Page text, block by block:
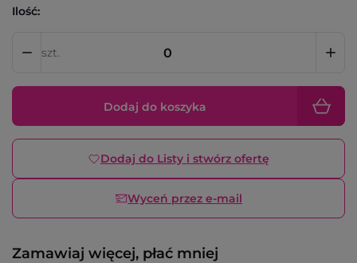
Ilość:
szt.
Dodaj do koszyka
Dodaj do Listy i stwórz ofertę
Wyceń przez e-mail
Zamawiaj więcej, płać mniej